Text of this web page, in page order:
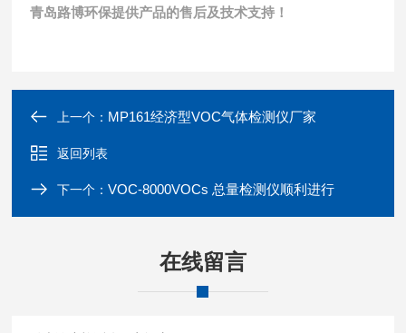
青岛路博环保提供产品的售后及技术支持！
上一个： MP161经济型VOC气体检测仪厂家
返回列表
下一个：VOC-8000VOCs 总量检测仪顺利进行
在线留言